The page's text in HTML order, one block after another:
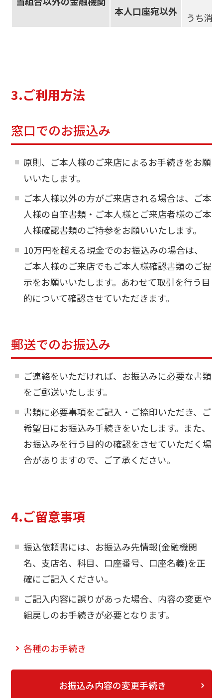
本人口座宛以外
うち消
3.ご利用方法
窓口でのお振込み
原則、ご本人様のご来店によるお手続きをお願
いいたします。
ご本人様以外の方がご来店される場合は、ご本
人様の自筆書類・ご本人様とご来店者様のご本
人様確認書類のご持参をお願いいたします。
10万円を超える現金でのお振込みの場合は、
ご本人様のご来店でもご本人様確認書類のご提
示をお願いいたします。あわせて取引を行う目
的について確認させていただきます。
郵送でのお振込み
ご連絡をいただければ、お振込みに必要な書類
をご郵送いたします。
書類に必要事項をご記入・ご捺印いただき、ご
希望日にお振込み手続きをいたします。また、
お振込みを行う目的の確認をさせていただく場
合がありますので、ご了承ください。
4.ご留意事項
振込依頼書には、お振込み先情報(金融機関
名、支店名、科目、口座番号、口座名義)を正
確にご記入ください。
ご記入内容に誤りがあった場合、内容の変更や
組戻しのお手続きが必要となります。
各種のお手続き
お振込み内容の変更手続き